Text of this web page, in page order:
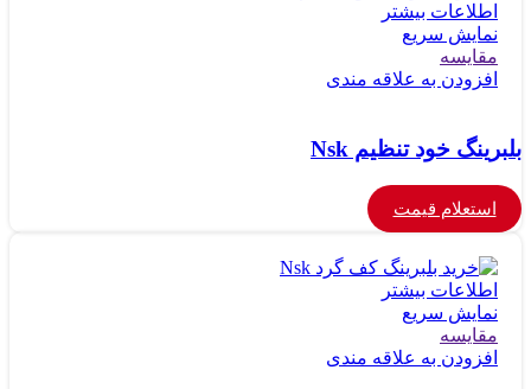
اطلاعات بیشتر
نمایش سریع
مقايسه
افزودن به علاقه مندی
بلبرینگ خود تنظیم Nsk
استعلام قیمت
اطلاعات بیشتر
نمایش سریع
مقايسه
افزودن به علاقه مندی